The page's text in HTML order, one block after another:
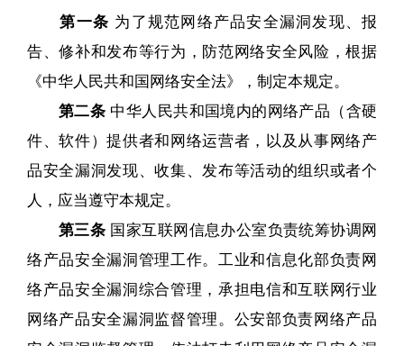
第一条 为了规范网络产品安全漏洞发现、报
告、修补和发布等行为，防范网络安全风险，根据
《中华人民共和国网络安全法》，制定本规定。
第二条中华人民共和国境内的网络产品（含硬
件、软件）提供者和网络运营者，以及从事网络产
品安全漏洞发现、收集、发布等活动的组织或者个
人，应当遵守本规定。
第三条国家互联网信息办公室负责统筹协调网
络产品安全漏洞管理工作。工业和信息化部负责网
络产品安全漏洞综合管理，承担电信和互联网行业
网络产品安全漏洞监督管理。公安部负责网络产品